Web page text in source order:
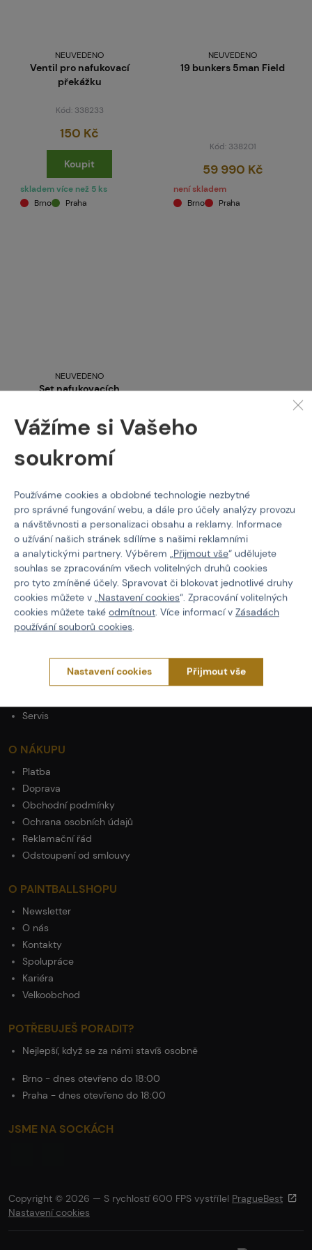
NEUVEDENO
Ventil pro nafukovací
překážku
Kód: 338233
150 Kč
Koupit
skladem více než 5 ks
Brno
Praha
NEUVEDENO
19 bunkers 5man Field
Kód: 338201
59 990 Kč
není skladem
Brno
Praha
NEUVEDENO
Set nafukovacích
Kód: 338232
71 590 Kč
Brno
Praha
PROČ NAKUPOVAT U NÁS?
Actionshop.cz
3x Showroom v ČR
Ověřené značky
Servis
O NÁKUPU
Platba
Doprava
Obchodní podmínky
Ochrana osobních údajů
Reklamační řád
Odstoupení od smlouvy
O PAINTBALLSHOPU
Newsletter
O nás
Kontakty
Spolupráce
Kariéra
Velkoobchod
POTŘEBUJEŠ PORADIT?
Nejlepší, když se za námi stavíš osobně
Brno - dnes otevřeno do 18:00
Praha - dnes otevřeno do 18:00
JSME NA SOCKÁCH
Copyright © 2026 — S rychlostí 600 FPS vystřílel PragueBest
Nastavení cookies
Vážíme si Vašeho
soukromí
Používáme cookies a obdobné technologie nezbytné
pro správné fungování webu, a dále pro účely analýzy provozu
a návštěvnosti a personalizaci obsahu a reklamy. Informace
o užívání našich stránek sdílíme s našimi reklamními
a analytickými partnery. Výběrem „Přijmout vše“ udělujete
souhlas se zpracováním všech volitelných druhů cookies
pro tyto zmíněné účely. Spravovat či blokovat jednotlivé druhy
cookies můžete v „Nastavení cookies“. Zpracování volitelných
cookies můžete také odmítnout. Více informací v Zásadách
používání souborů cookies.
Nastavení cookies Přijmout vše